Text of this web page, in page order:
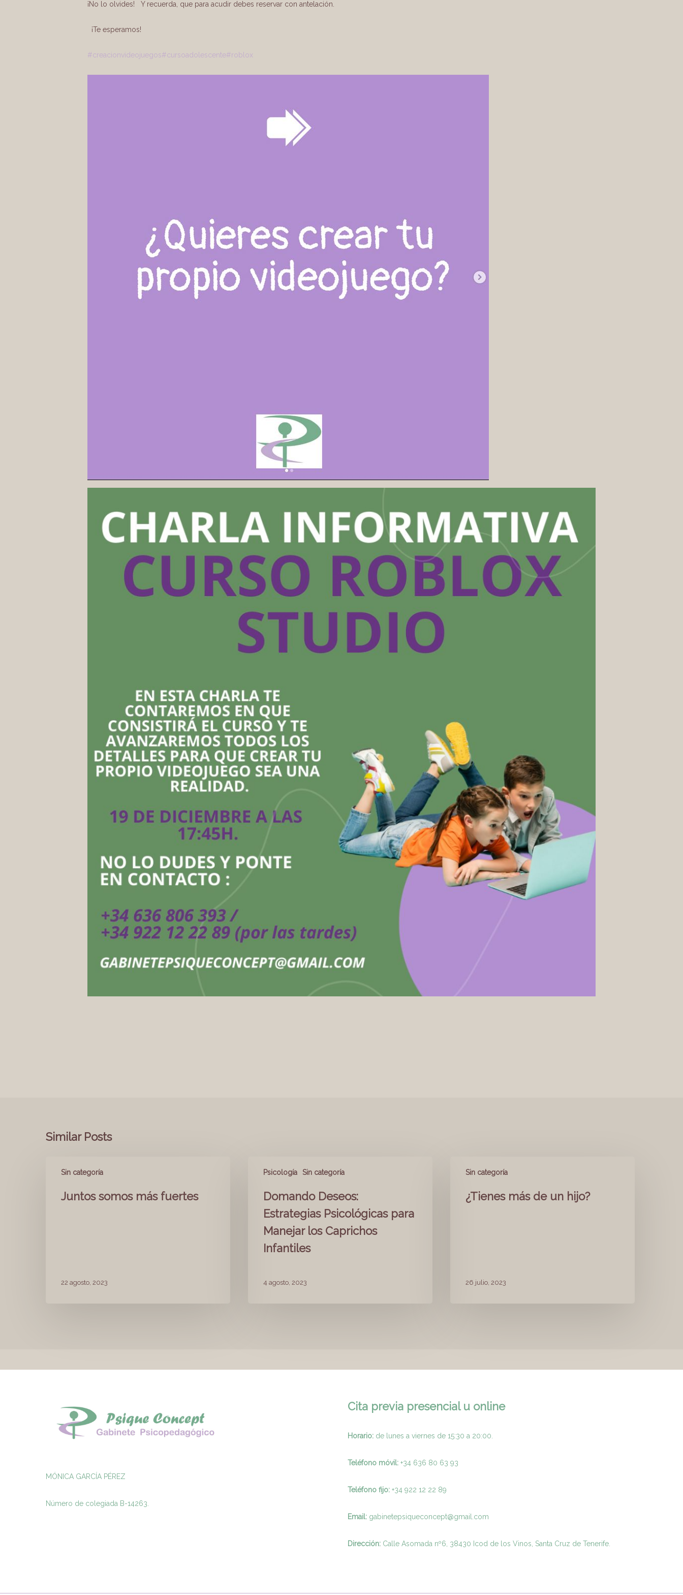
¡No lo olvides! Y recuerda, que para acudir debes reservar con antelación.
¡Te esperamos!
#creacionvideojuegos#cursoadolescente#roblox
Similar Posts
Sin categoría
Juntos somos más fuertes
22 agosto, 2023
Psicología Sin categoría
Domando Deseos:
Estrategias Psicológicas para
Manejar los Caprichos
Infantiles
4 agosto, 2023
Sin categoría
¿Tienes más de un hijo?
26 julio, 2023
MÓNICA GARCÍA PÉREZ
Número de colegiada B-14263.
Cita previa presencial u online
Horario:de lunes a viernes de 15:30 a 20:00.
Teléfono móvil: +34 636 80 63 93
Teléfono fijo:+34 922 12 22 89
Email: gabinetepsiqueconcept@gmail.com
Dirección:Calle Asomada nº6, 38430 Icod de los Vinos, Santa Cruz de Tenerife.